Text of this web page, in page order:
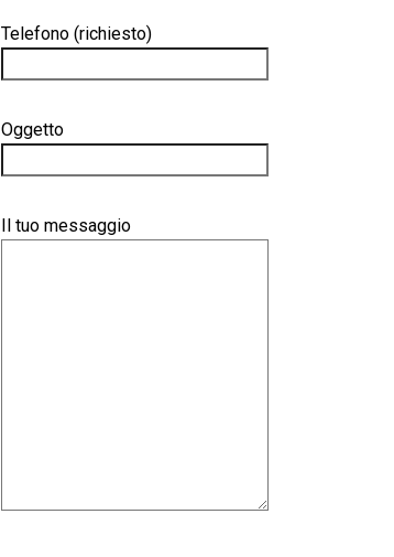
Telefono (richiesto)
Oggetto
Il tuo messaggio